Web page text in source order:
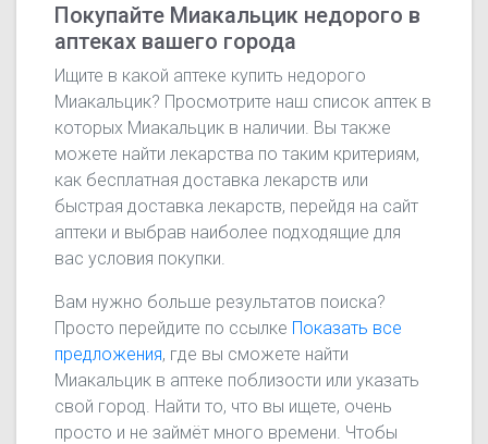
Покупайте Миакальцик недорого в
аптеках вашего города
Ищите в какой аптеке купить недорого
Миакальцик? Просмотрите наш список аптек в
которых Миакальцик в наличии. Вы также
можете найти лекарства по таким критериям,
как бесплатная доставка лекарств или
быстрая доставка лекарств, перейдя на сайт
аптеки и выбрав наиболее подходящие для
вас условия покупки.
Вам нужно больше результатов поиска?
Просто перейдите по ссылке Показать все
предложения, где вы сможете найти
Миакальцик в аптеке поблизости или указать
свой город. Найти то, что вы ищете, очень
просто и не займёт много времени. Чтобы